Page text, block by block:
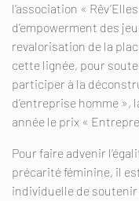
l’association «
d’empowerment des
revalorisation de la
cette lignée, pour
participer à la
d’entreprise homme »,
année le prix «
Pour faire advenir
précarité féminine, il
individuelle de